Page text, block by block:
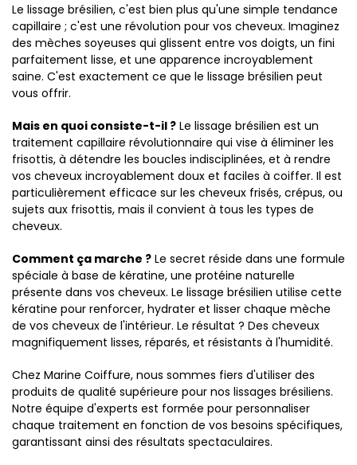
Le lissage brésilien, c'est bien plus qu'une simple tendance
capillaire ; c'est une révolution pour vos cheveux. Imaginez
des mèches soyeuses qui glissent entre vos doigts, un fini
parfaitement lisse, et une apparence incroyablement
saine. C'est exactement ce que le lissage brésilien peut
vous offrir.
Mais en quoi consiste-t-il ? Le lissage brésilien est un
traitement capillaire révolutionnaire qui vise à éliminer les
frisottis, à détendre les boucles indisciplinées, et à rendre
vos cheveux incroyablement doux et faciles à coiffer. Il est
particulièrement efficace sur les cheveux frisés, crépus, ou
sujets aux frisottis, mais il convient à tous les types de
cheveux.
Comment ça marche ? Le secret réside dans une formule
spéciale à base de kératine, une protéine naturelle
présente dans vos cheveux. Le lissage brésilien utilise cette
kératine pour renforcer, hydrater et lisser chaque mèche
de vos cheveux de l'intérieur. Le résultat ? Des cheveux
magnifiquement lisses, réparés, et résistants à l'humidité.
Chez Marine Coiffure, nous sommes fiers d'utiliser des
produits de qualité supérieure pour nos lissages brésiliens.
Notre équipe d'experts est formée pour personnaliser
chaque traitement en fonction de vos besoins spécifiques,
garantissant ainsi des résultats spectaculaires.